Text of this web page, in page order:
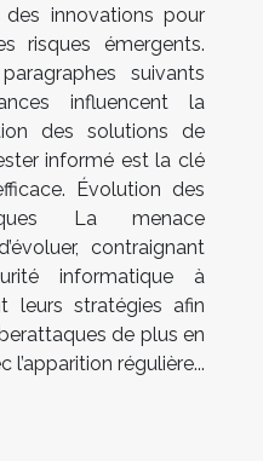
innovations pour
risques émergents.
suivants
influencent la
des solutions de
informé est la clé
Évolution des
La menace
contraignant
informatique à
leurs stratégies afin
de plus en
l’apparition régulière...